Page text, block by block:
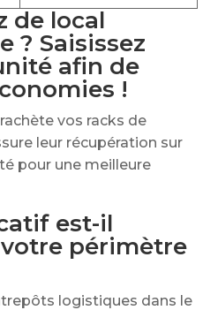
de local
? Saisissez
afin de
!
vos racks de
leur récupération sur
pour une meilleure
est-il
périmètre
logistiques dans le